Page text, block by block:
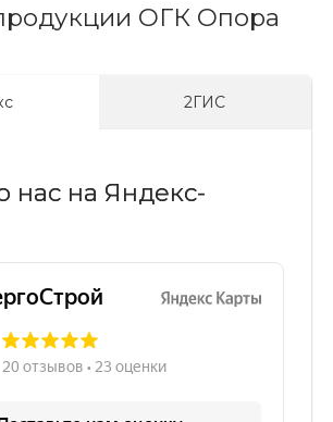
ОГК Опора
2ГИС
нас на Яндекс-